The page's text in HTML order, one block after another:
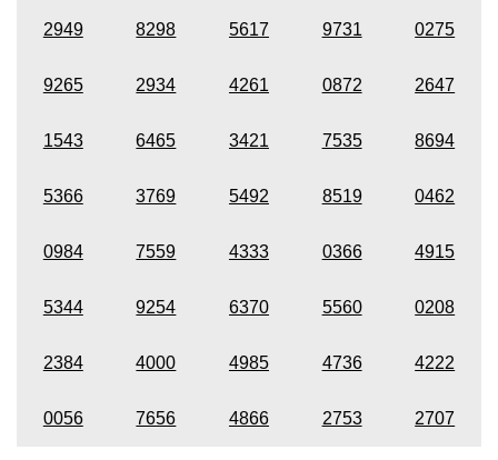
2949 8298 5617 9731 0275
9265 2934 4261 0872 2647
1543 6465 3421 7535 8694
5366 3769 5492 8519 0462
0984 7559 4333 0366 4915
5344 9254 6370 5560 0208
2384 4000 4985 4736 4222
0056 7656 4866 2753 2707